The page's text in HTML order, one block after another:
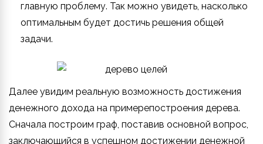
главную проблему. Так можно увидеть, насколько
оптимальным будет достичь решения общей
задачи.
Далее увидим реальную возможность достижения
денежного дохода на примерепостроения дерева.
Сначала построим граф, поставив основной вопрос,
заключающийся в успешном достижении денежной